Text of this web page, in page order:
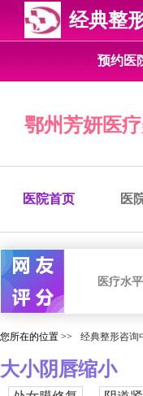
经典整
预约医
鄂州芳妍医
医院首页 医
医疗水平
您所在的位置 >> 经典整形咨询
大小阴唇缩小